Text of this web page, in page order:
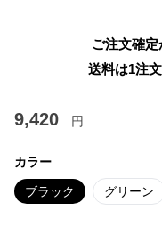
ご注文確
送料は1注
9,420 円
カラー
ブラック グリーン